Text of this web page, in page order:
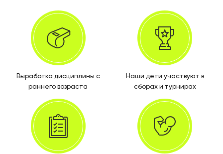
Выработка дисциплины с
раннего возраста
Наши дети участвуют в
сборах и турнирах